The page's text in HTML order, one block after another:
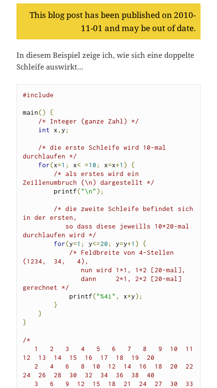
This blog post has been published on 2010-
11-01 and may be out of date.
In diesem Beispiel zeige ich, wie sich eine doppelte
Schleife auswirkt…
#include
main()
{
/* Integer (ganze Zahl) */
int x,y;
/* die erste Schleife wird 10-mal
durchlaufen */
for(x=1 ; x< =10; x=x+1 )
{
/* als erstes wird ein
Zeillenumbruch (\n) dargestellt */
        printf
( "\n" );
/* die zweite Schleife befindet sich
in der ersten,
durchlaufen wird */
for(y=1 ; y<=20; y=y+1 )
{
/* Feldbreite von 4-Stellen
(1234,  34,   4),
               dann     2*1, 2*2 [20-mal]
gerechnet */
            printf
( "%4i" , x*y);
}
}
}
/*
12  13  14  15  16  17  18  19  20
24  26  28  30  32  34  36  38  40